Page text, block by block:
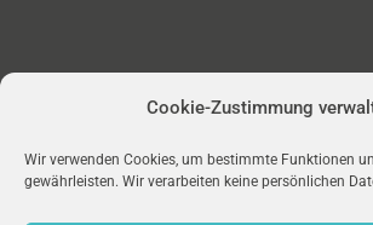
Cookie-Zustimmung
Wir verwenden Cookies, um bestimmte Funktionen
gewährleisten. Wir verarbeiten keine persönlichen